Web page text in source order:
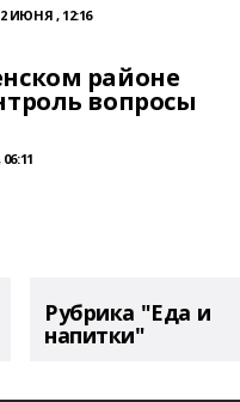
2 ИЮНЯ , 12:16
районе
вопросы
Рубрика "Еда и
напитки"